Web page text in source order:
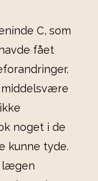
C, som
fået
noget i de
kunne tyde.
lægen